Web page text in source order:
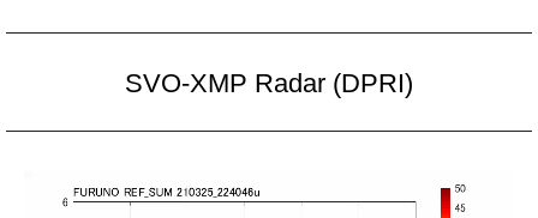
SVO-XMP Radar (DPRI)